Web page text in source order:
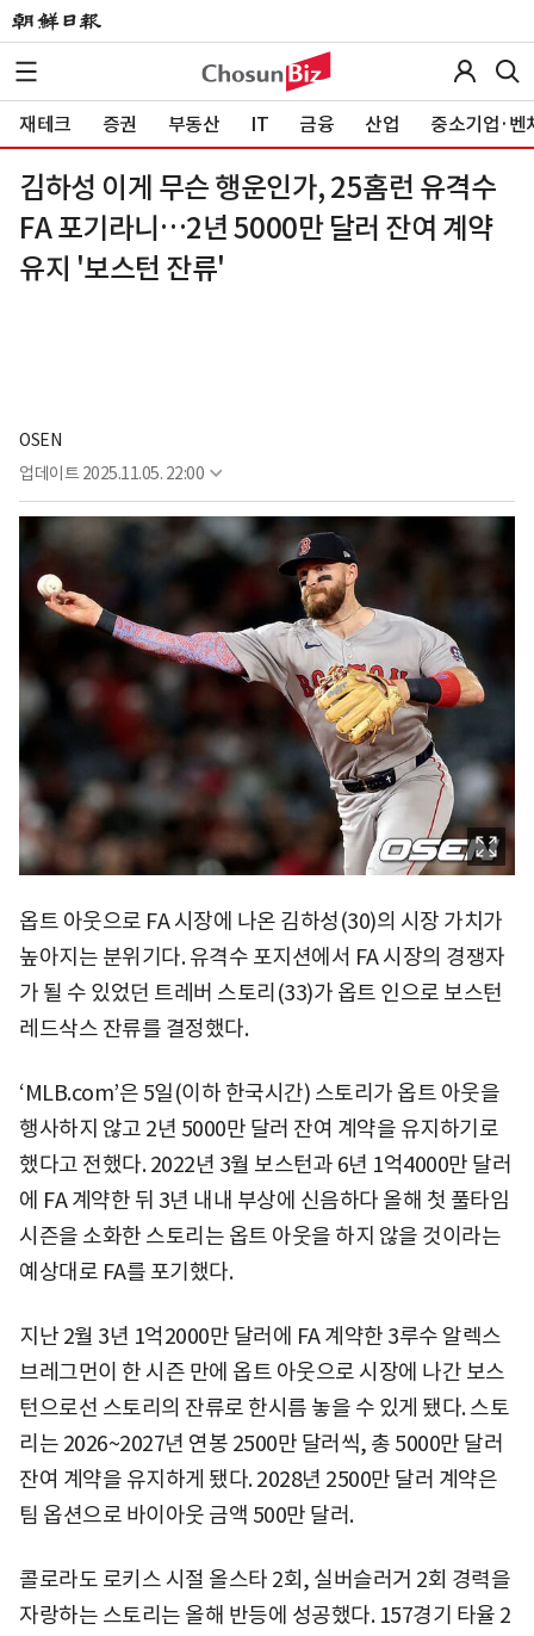
재테크 증권 부동산 IT 금융 산업 중소기업·벤
김하성 이게 무슨 행운인가, 25홈런 유격수
FA 포기라니…2년 5000만 달러 잔여 계약
유지 '보스턴 잔류'
OSEN
업데이트 2025.11.05. 22:00
옵트 아웃으로 FA 시장에 나온 김하성(30)의 시장 가치가
높아지는 분위기다. 유격수 포지션에서 FA 시장의 경쟁자
가 될 수 있었던 트레버 스토리(33)가 옵트 인으로 보스턴
레드삭스 잔류를 결정했다.
‘MLB.com’은 5일(이하 한국시간) 스토리가 옵트 아웃을
행사하지 않고 2년 5000만 달러 잔여 계약을 유지하기로
했다고 전했다. 2022년 3월 보스턴과 6년 1억4000만 달러
에 FA 계약한 뒤 3년 내내 부상에 신음하다 올해 첫 풀타임
시즌을 소화한 스토리는 옵트 아웃을 하지 않을 것이라는
예상대로 FA를 포기했다.
지난 2월 3년 1억2000만 달러에 FA 계약한 3루수 알렉스
브레그먼이 한 시즌 만에 옵트 아웃으로 시장에 나간 보스
턴으로선 스토리의 잔류로 한시름 놓을 수 있게 됐다. 스토
리는 2026~2027년 연봉 2500만 달러씩, 총 5000만 달러
잔여 계약을 유지하게 됐다. 2028년 2500만 달러 계약은
팀 옵션으로 바이아웃 금액 500만 달러.
콜로라도 로키스 시절 올스타 2회, 실버슬러거 2회 경력을
자랑하는 스토리는 올해 반등에 성공했다. 157경기 타율 2